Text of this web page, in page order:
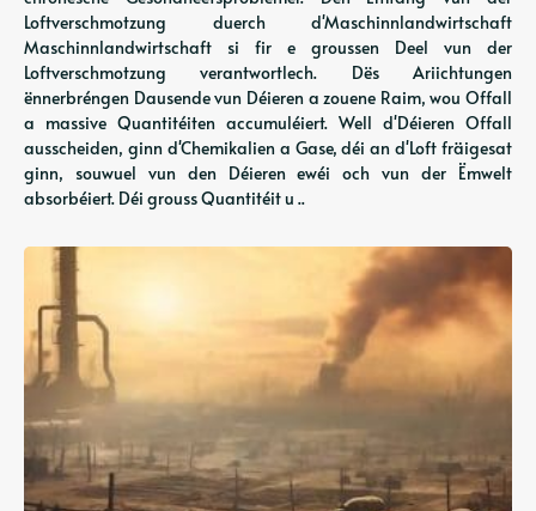
Loftverschmotzung duerch d'Maschinnlandwirtschaft
Maschinnlandwirtschaft si fir e groussen Deel vun der
Loftverschmotzung verantwortlech. Dës Ariichtungen
ënnerbréngen Dausende vun Déieren a zouene Raim, wou Offall
a massive Quantitéiten accumuléiert. Well d'Déieren Offall
ausscheiden, ginn d'Chemikalien a Gase, déi an d'Loft fräigesat
ginn, souwuel vun den Déieren ewéi och vun der Ëmwelt
absorbéiert. Déi grouss Quantitéit u ..